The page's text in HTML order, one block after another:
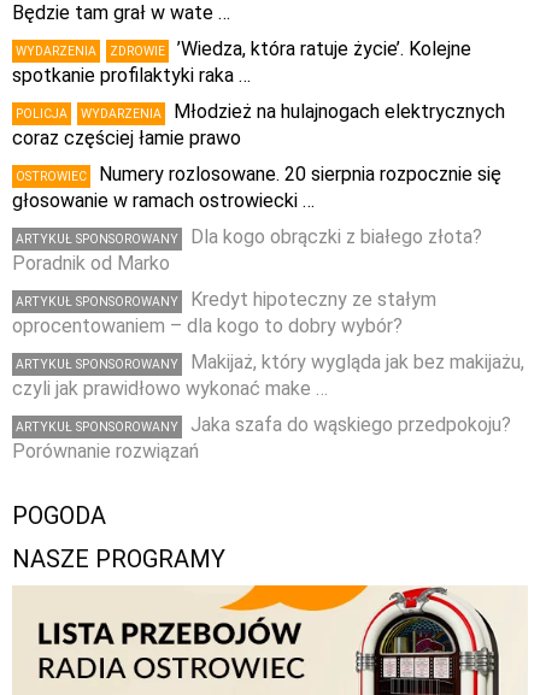
Będzie tam grał w wate …
WYDARZENIA ZDROWIE
’Wiedza, która ratuje życie’. Kolejne
spotkanie profilaktyki raka …
POLICJA WYDARZENIA
Młodzież na hulajnogach elektrycznych
coraz częściej łamie prawo
OSTROWIEC
Numery rozlosowane. 20 sierpnia rozpocznie się
głosowanie w ramach ostrowiecki …
ARTYKUŁ SPONSOROWANY
Dla kogo obrączki z białego złota?
Poradnik od Marko
ARTYKUŁ SPONSOROWANY
Kredyt hipoteczny ze stałym
oprocentowaniem – dla kogo to dobry wybór?
ARTYKUŁ SPONSOROWANY
Makijaż, który wygląda jak bez makijażu,
czyli jak prawidłowo wykonać make …
ARTYKUŁ SPONSOROWANY
Jaka szafa do wąskiego przedpokoju?
Porównanie rozwiązań
POGODA
NASZE PROGRAMY